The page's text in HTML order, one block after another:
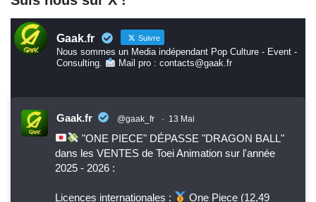
Gaak.fr Suivre
Nous sommes un Media indépendant Pop Culture - Event -
Consulting.
Mail pro : contacts@gaak.fr
Gaak.fr @gaak_fr · 13 Mai
"ONE PIECE" DÉPASSE "DRAGON BALL"
dans les VENTES de Toei Animation sur l'année
2025 - 2026 :
Licences internationales : One Piece (12,49